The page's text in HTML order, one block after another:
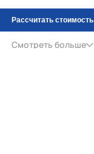
Рассчитать стоимость
Смотреть больше